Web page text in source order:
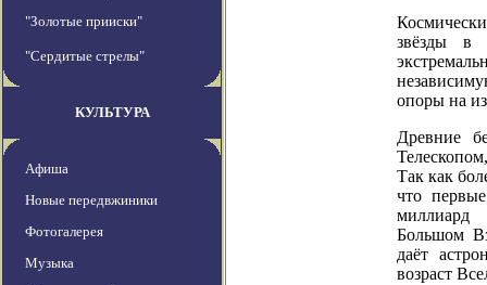
"Золотые прииски"
"Сердитые стрелы"
КУЛЬТУРА
Афиша
Новые передвжиники
Фотогалерея
Музыка
звёзды в
опоры на
Древние
Так как
что
миллиард
Большом
даёт
возраст